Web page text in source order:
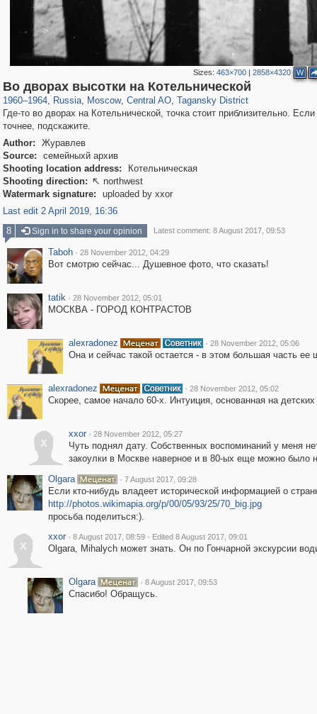
Sizes: 463×700| 2858×4320 W
Во дворах высотки на Котельнической
1960–1964, Russia
1,406,242 29,243
, Moscow
319,779 8,286
, Central AO
159,978 5,916
, Tagansky District
10,738 402
Где-то во дворах на Котельнической, точка стоит приблизительно. Если
точнее, подскажите.
Author:
Журавлев
Source:
семейныхй архив
Shooting location address:
Котельническая
Shooting direction:  northwest
Watermark signature:
uploaded by xxor
Last edit 2 April 2019, 16:36
8
Sign in to share your opinion Latest comment: 8 August 2017, 09:53
Taboh · 28 November 2012, 04:29
Вот смотрю сейчас... Душевное фото, что сказать!
tatik · 28 November 2012, 05:01
МОСКВА - ГОРОД КОНТРАСТОВ
alexradonez · 28 November 2012, 05:06
Она и сейчас такой остается - в этом большая часть ее
alexradonez · 28 November 2012, 05:02
Скорее, самое начало 60-х. Интуиция, основанная на
x
xxor · 28 November 2012, 05:27
Чуть поднял дату. Собственных воспоминаний у меня
закоулки в Москве наверное и в 80-ых еще можно было
Olgara
· 7 August 2017, 09:28
Если кто-нибудь владеет исторической информацией о
http://photos.wikimapia.org/p/00/05/93/25/70_big.jpg
просьба поделиться:).
x
xxor · 8 August 2017, 08:59 · Edited 8 August 2017, 09:01
Olgara, Mihalych может знать. Он по Гончарной экскурсии
Olgara · 8 August 2017, 09:53
Спасибо! Обращусь.